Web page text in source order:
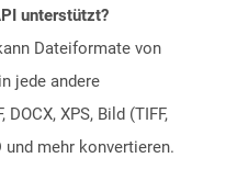
unterstützt?
Dateiformate von
jede andere
XPS, Bild (TIFF,
und mehr konvertieren.